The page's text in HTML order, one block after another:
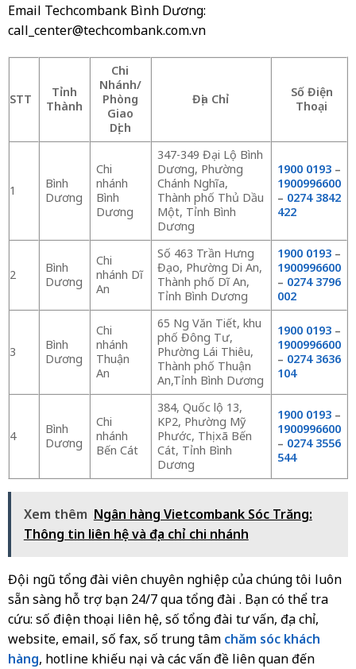
Email Techcombank Bình Dương:
call_center@techcombank.com.vn
STT
Tỉnh
Thành
Chi
Nhánh/
Phòng
Giao
Dịch
Địa Chỉ
Số Điện
Thoại
1
Bình
Dương
Chi
nhánh
Bình
Dương
347-349 Đại Lộ Bình
Dương, Phường
Chánh Nghĩa,
Thành phố Thủ Dầu
Một, Tỉnh Bình
Dương
1900 0193–
1900996600
– 0274 3842
422
2
Bình
Dương
Chi
nhánh Dĩ
An
Số 463 Trần Hưng
Đạo, Phường Di An,
Thành phố Dĩ An,
Tỉnh Bình Dương
1900 0193–
1900996600
– 0274 3796
002
3
Bình
Dương
Chi
nhánh
Thuận
An
65 Ng Văn Tiết, khu
phố Đông Tư,
Phường Lái Thiêu,
Thành phố Thuận
An,Tỉnh Bình Dương
1900 0193–
1900996600
– 0274 3636
104
4
Bình
Dương
Chi
nhánh
Bến Cát
384, Quốc lộ 13,
KP2, Phường Mỹ
Phước, Thị xã Bến
Cát, Tỉnh Bình
Dương
1900 0193–
1900996600
– 0274 3556
544
Xem thêm Ngân hàng Vietcombank Sóc Trăng:
Thông tin liên hệ và địa chỉ chi nhánh
Đội ngũ tổng đài viên chuyên nghiệp của chúng tôi luôn
sẵn sàng hỗ trợ bạn 24/7 qua tổng đài . Bạn có thể tra
cứu: số điện thoại liên hệ, số tổng đài tư vấn, địa chỉ,
website, email, số fax, số trung tâm chăm sóc khách
hàng, hotline khiếu nại và các vấn đề liên quan đến